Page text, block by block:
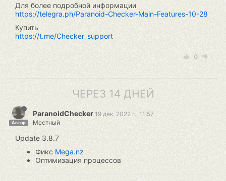
Для более подробной информации
https://telegra.ph/Paranoid-Checker-Main-Features-10-28
Купить
https://t.me/Checker_support
0
ЧЕРЕЗ 14 ДНЕЙ
Автор
ParanoidChecker 19 дек. 2022 г., 11:57
Местный
Update 3.8.7
Фикс Mega.nz
Оптимизация процессов